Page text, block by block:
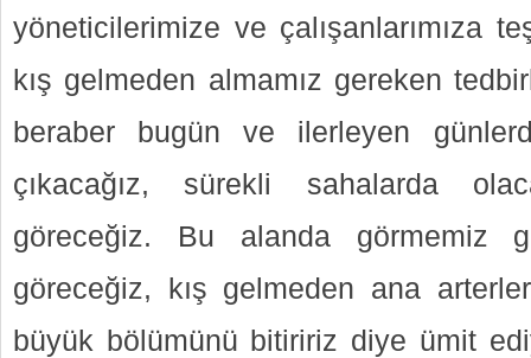
yöneticilerimize ve çalışanlarımıza
kış gelmeden almamız gereken
beraber bugün ve ilerleyen
çıkacağız, sürekli sahalarda
göreceğiz. Bu alanda görmemiz
göreceğiz, kış gelmeden ana
büyük bölümünü bitiririz diye ümit